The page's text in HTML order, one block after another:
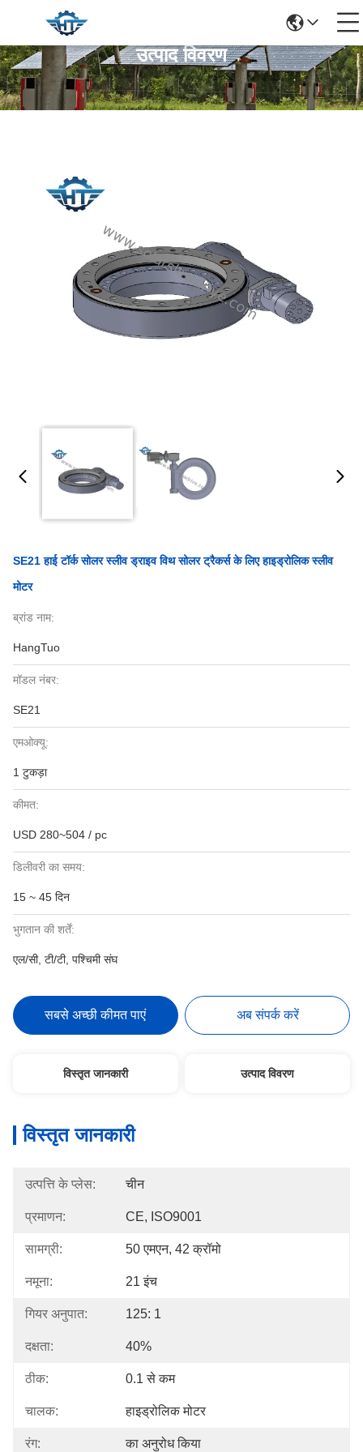
उत्पाद विवरण
SE21 हाई टॉर्क सोलर स्लीव ड्राइव विथ सोलर ट्रैकर्स के लिए हाइड्रोलिक स्लीव
मोटर
ब्रांड नाम:
HangTuo
मॉडल नंबर:
SE21
एमओक्यू:
1 टुकड़ा
कीमत:
USD 280~504 / pc
डिलीवरी का समय:
15 ~ 45 दिन
भुगतान की शर्तें:
एल/सी, टी/टी, पश्चिमी संघ
सबसे अच्छी कीमत पाएं अब संपर्क करें
विस्तृत जानकारी उत्पाद विवरण
विस्तृत जानकारी
उत्पत्ति के प्लेस: चीन
प्रमाणन: CE, ISO9001
सामग्री: 50 एमएन, 42 क्रॉमो
नमूना: 21 इंच
गियर अनुपात: 125: 1
दक्षता: 40%
ठीक: 0.1 से कम
चालक: हाइड्रोलिक मोटर
रंग: का अनुरोध किया